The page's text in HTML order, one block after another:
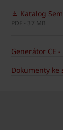
Katalog
PDF - 37 MB
Generátor CE
Dokumenty ke